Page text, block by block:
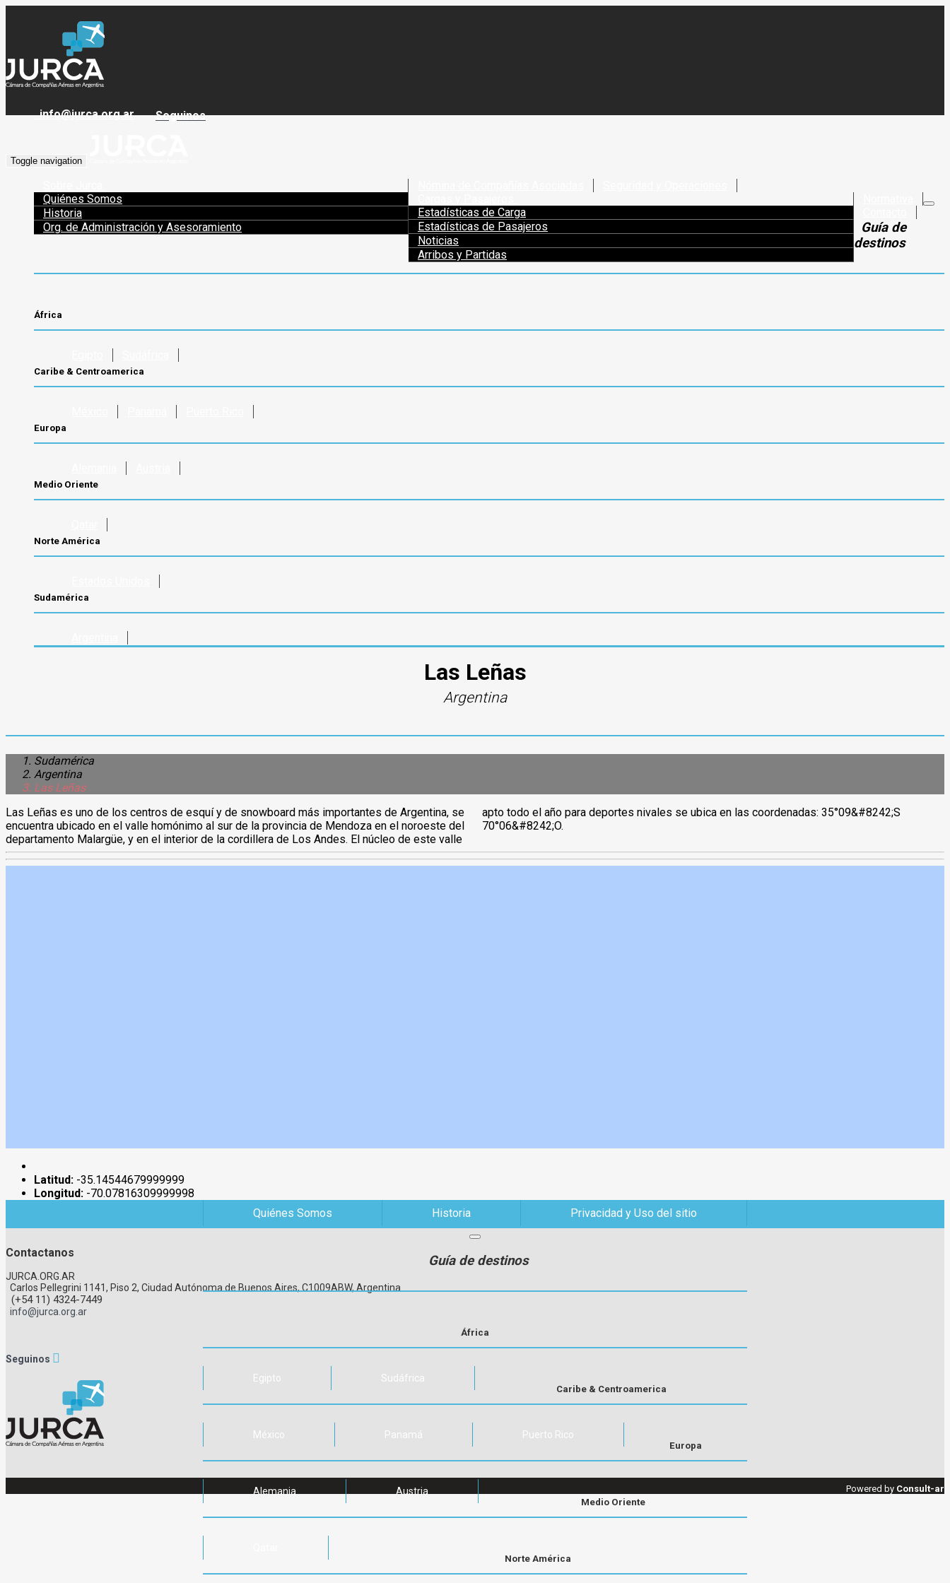
info@jurca.org.ar Seguinos
Toggle navigation
Quiénes Somos
Historia
Org. de Administración y Asesoramiento
Estadísticas de Carga
Estadísticas de Pasajeros
Noticias
Arribos y Partidas
Guía de
destinos
África
Caribe & Centroamerica
Europa
Medio Oriente
Norte América
Sudamérica
Las Leñas
Argentina
Sudamérica
Argentina
Las Leñas
Las Leñas es uno de los centros de esquí y de snowboard más importantes de Argentina, se
encuentra ubicado en el valle homónimo al sur de la provincia de Mendoza en el noroeste del
departamento Malargüe, y en el interior de la cordillera de Los Andes. El núcleo de este valle
apto todo el año para deportes nivales se ubica en las coordenadas: 35°09&#8242;S
70°06&#8242;O.
Latitud: -35.14544679999999
Longitud: -70.07816309999998
Quiénes Somos
Historia Privacidad y Uso del sitio
Guía de destinos
África
Egipto Sudáfrica
Caribe & Centroamerica
México Panamá Puerto Rico
Europa
Alemania Austria
Medio Oriente
Norte América
Contactanos
JURCA.ORG.AR
Carlos Pellegrini 1141, Piso 2, Ciudad Autónoma de Buenos Aires, C1009ABW, Argentina
(+54 11) 4324-7449
info@jurca.org.ar
Seguinos
Powered by Consult-ar